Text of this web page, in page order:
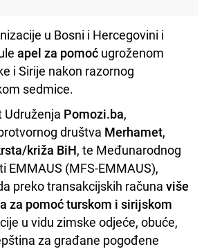
u Bosni i Hercegovini i
apel za pomoć ugroženom
i Sirije nakon razornog
sedmice.
Udruženja Pomozi.ba,
društva Merhamet,
križa BiH, te Međunarodnog
EMMAUS (MFS-EMMAUS),
preko transakcijskih računa više
za pomoć turskom i sirijskom
u vidu zimske odjeće, obuće,
za građane pogođene